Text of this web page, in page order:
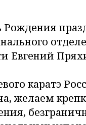
Рождения
Евгений
каратэ
желаем